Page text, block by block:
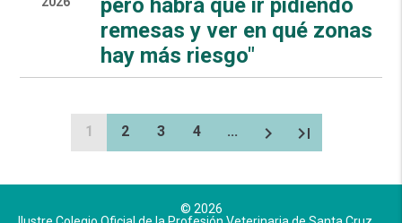
pero habrá que ir pidiendo
remesas y ver en qué zonas
hay más riesgo"
1 2 3 4 ... chevron_right last_page
© 2026